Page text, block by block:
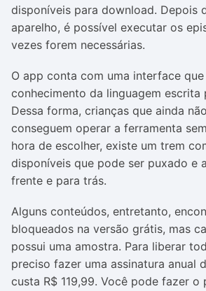
disponíveis para download. Depois
aparelho, é possível executar os
vezes forem necessárias.
O app conta com uma interface
conhecimento da linguagem escrita
Dessa forma, crianças que ainda
conseguem operar a ferramenta
hora de escolher, existe um trem
disponíveis que pode ser puxado e
frente e para trás.
Alguns conteúdos, entretanto,
bloqueados na versão grátis, mas
possui uma amostra. Para liberar
preciso fazer uma assinatura anual
custa R$ 119,99. Você pode fazer o